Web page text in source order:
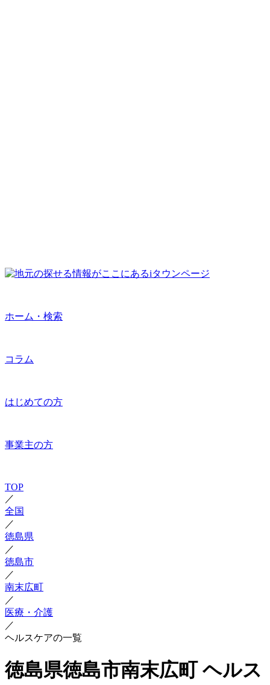
ホーム・検索
コラム
はじめての方
事業主の方
TOP
／
全国
／
徳島県
／
徳島市
／
南末広町
／
医療・介護
／
ヘルスケアの一覧
徳島県徳島市南末広町 ヘルス